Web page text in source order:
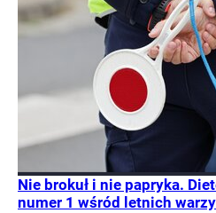
Nie brokuł i nie papryka.
numer 1 wśród letnich